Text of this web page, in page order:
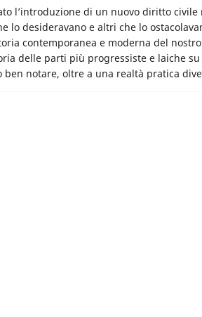
l’introduzione di un nuovo diritto
lo desideravano e altri che lo
contemporanea e moderna del
delle parti più progressiste e laiche
notare, oltre a una realtà pratica